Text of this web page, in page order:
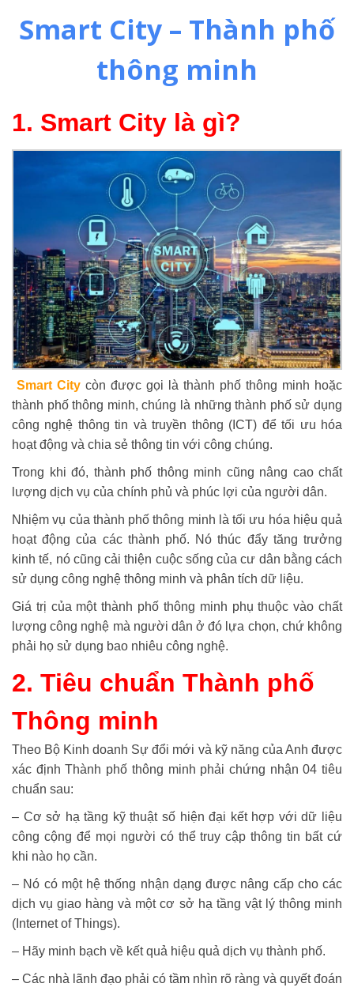
Smart City – Thành phố
thông minh
1. Smart City là gì?
Smart City còn được gọi là thành phố thông minh hoặc
thành phố thông minh, chúng là những thành phố sử dụng
công nghệ thông tin và truyền thông (ICT) để tối ưu hóa
hoạt động và chia sẻ thông tin với công chúng.
Trong khi đó, thành phố thông minh cũng nâng cao chất
lượng dịch vụ của chính phủ và phúc lợi của người dân.
Nhiệm vụ của thành phố thông minh là tối ưu hóa hiệu quả
hoạt động của các thành phố. Nó thúc đẩy tăng trưởng
kinh tế, nó cũng cải thiện cuộc sống của cư dân bằng cách
sử dụng công nghệ thông minh và phân tích dữ liệu.
Giá trị của một thành phố thông minh phụ thuộc vào chất
lượng công nghệ mà người dân ở đó lựa chọn, chứ không
phải họ sử dụng bao nhiêu công nghệ.
2. Tiêu chuẩn Thành phố
Thông minh
Theo Bộ Kinh doanh Sự đổi mới và kỹ năng của Anh được
xác định Thành phố thông minh phải chứng nhận 04 tiêu
chuẩn sau:
– Cơ sở hạ tầng kỹ thuật số hiện đại kết hợp với dữ liệu
công cộng để mọi người có thể truy cập thông tin bất cứ
khi nào họ cần.
– Nó có một hệ thống nhận dạng được nâng cấp cho các
dịch vụ giao hàng và một cơ sở hạ tầng vật lý thông minh
(Internet of Things).
– Hãy minh bạch về kết quả hiệu quả dịch vụ thành phố.
– Các nhà lãnh đạo phải có tầm nhìn rõ ràng và quyết đoán